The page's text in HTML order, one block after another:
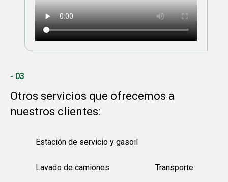
- 03
Otros servicios que ofrecemos a
nuestros clientes:
Estación de servicio y gasoil
Lavado de camiones Transporte